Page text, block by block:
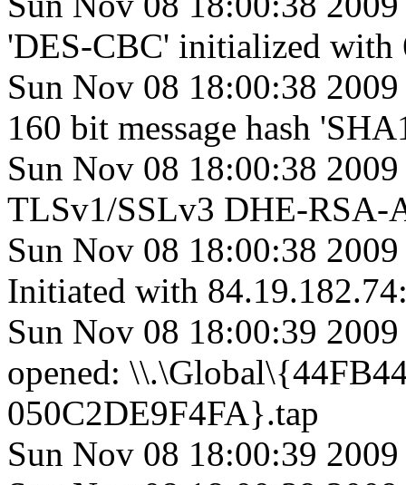
'DES-CBC' initialized with
Sun Nov 08 18:00:38
160 bit message hash
Sun Nov 08 18:00:38
TLSv1/SSLv3 DHE-RSA-
Sun Nov 08 18:00:38
Initiated with
Sun Nov 08 18:00:39
opened:
050C2DE9F4FA}.tap
Sun Nov 08 18:00:39